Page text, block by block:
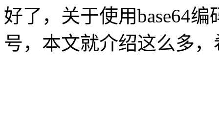
好了，关于使用base64
号，本文就介绍这么多